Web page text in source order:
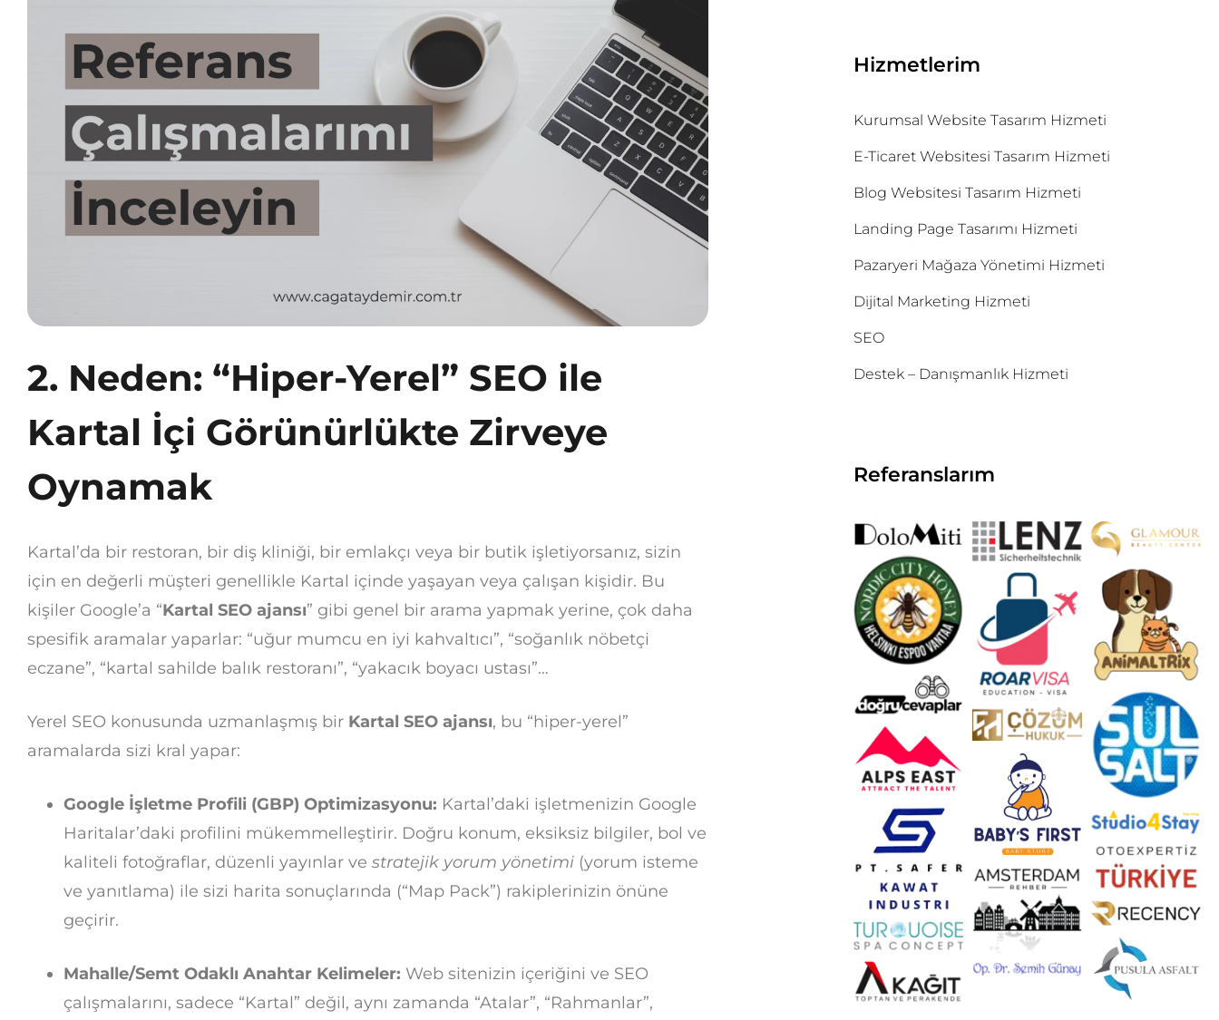
2. Neden: “Hiper-Yerel” SEO ile
Kartal İçi Görünürlükte Zirveye
Oynamak
Kartal’da bir restoran, bir diş kliniği, bir emlakçı veya bir butik işletiyorsanız, sizin
için en değerli müşteri genellikle Kartal içinde yaşayan veya çalışan kişidir. Bu
kişiler Google’a “Kartal SEO ajansı” gibi genel bir arama yapmak yerine, çok daha
spesifik aramalar yaparlar: “uğur mumcu en iyi kahvaltıcı”, “soğanlık nöbetçi
eczane”, “kartal sahilde balık restoranı”, “yakacık boyacı ustası”…
Yerel SEO konusunda uzmanlaşmış bir Kartal SEO ajansı, bu “hiper-yerel”
aramalarda sizi kral yapar:
Google İşletme Profili (GBP) Optimizasyonu: Kartal’daki işletmenizin Google
Haritalar’daki profilini mükemmelleştirir. Doğru konum, eksiksiz bilgiler, bol ve
kaliteli fotoğraflar, düzenli yayınlar ve stratejik yorum yönetimi (yorum isteme
ve yanıtlama) ile sizi harita sonuçlarında (“Map Pack”) rakiplerinizin önüne
geçirir.
Mahalle/Semt Odaklı Anahtar Kelimeler: Web sitenizin içeriğini ve SEO
çalışmalarını, sadece “Kartal” değil, aynı zamanda “Atalar”, “Rahmanlar”,
Hizmetlerim
Kurumsal Website Tasarım Hizmeti
E-Ticaret Websitesi Tasarım Hizmeti
Blog Websitesi Tasarım Hizmeti
Landing Page Tasarımı Hizmeti
Pazaryeri Mağaza Yönetimi Hizmeti
Dijital Marketing Hizmeti
SEO
Destek – Danışmanlık Hizmeti
Referanslarım